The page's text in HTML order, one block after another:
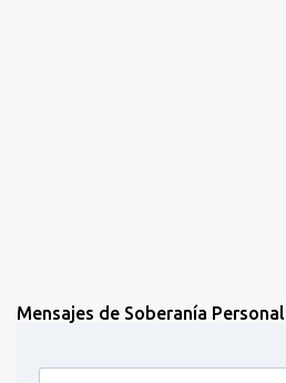
Mensajes de Soberanía Personal